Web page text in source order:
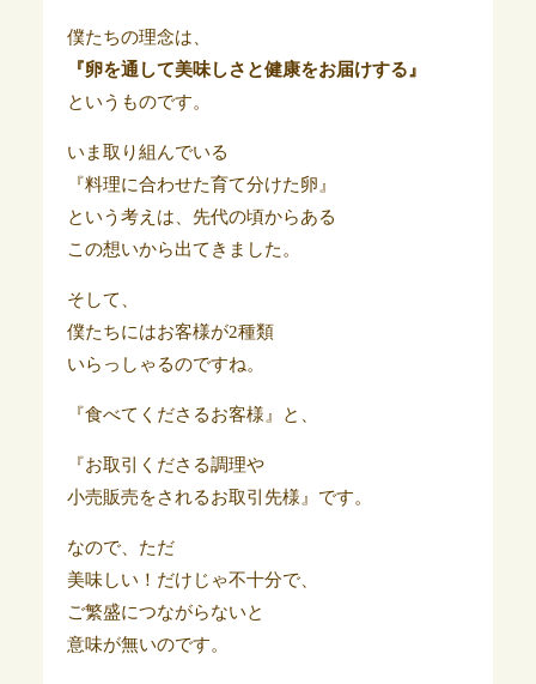
僕たちの理念は、
『卵を通して美味しさと健康をお届けする』
というものです。
いま取り組んでいる
『料理に合わせた育て分けた卵』
という考えは、先代の頃からある
この想いから出てきました。
そして、
僕たちにはお客様が2種類
いらっしゃるのですね。
『食べてくださるお客様』と、
『お取引くださる調理や
小売販売をされるお取引先様』です。
なので、ただ
美味しい！だけじゃ不十分で、
ご繁盛につながらないと
意味が無いのです。